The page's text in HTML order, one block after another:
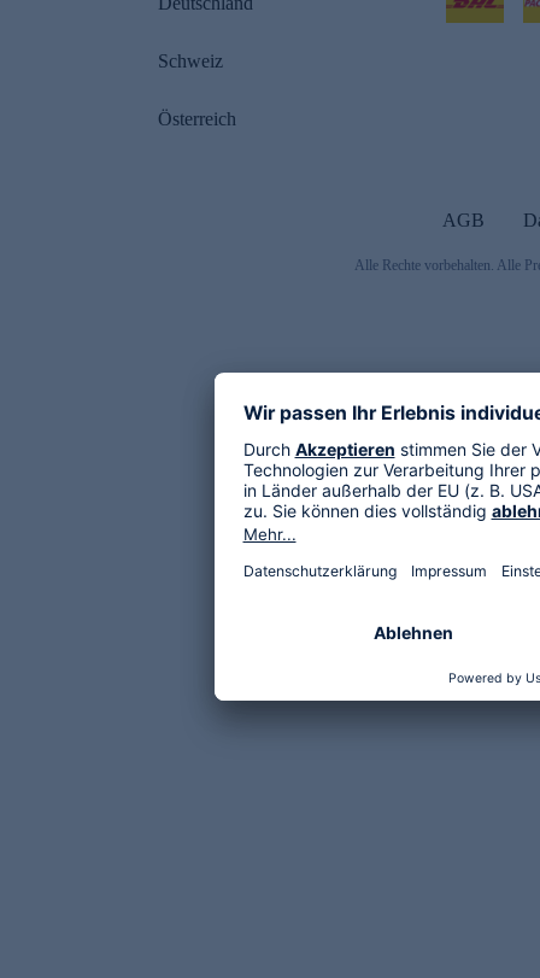
Schweiz
Österreich
AGB
Alle Rechte vorbehalten. Alle